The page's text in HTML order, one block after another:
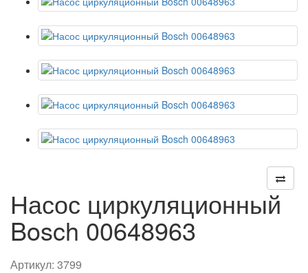
Насос циркуляционный
Bosch 00648963
Артикул: 3799